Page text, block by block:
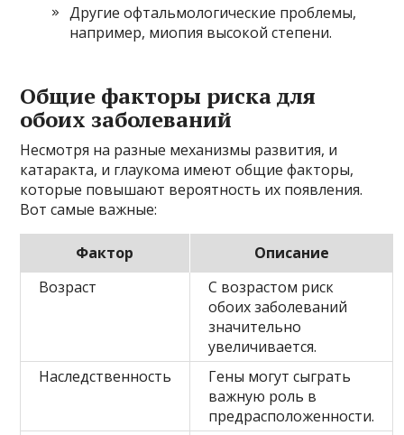
Другие офтальмологические проблемы,
например, миопия высокой степени.
Общие факторы риска для
обоих заболеваний
Несмотря на разные механизмы развития, и
катаракта, и глаукома имеют общие факторы,
которые повышают вероятность их появления.
Вот самые важные:
Фактор
Описание
Возраст
С возрастом риск
обоих заболеваний
значительно
увеличивается.
Наследственность
Гены могут сыграть
важную роль в
предрасположенности.